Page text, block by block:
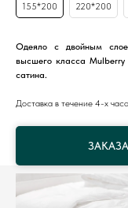
155*200
220*200
Одеяло с двойным
высшего класса Mulberry
сатина.
Доставка в течение 4-х